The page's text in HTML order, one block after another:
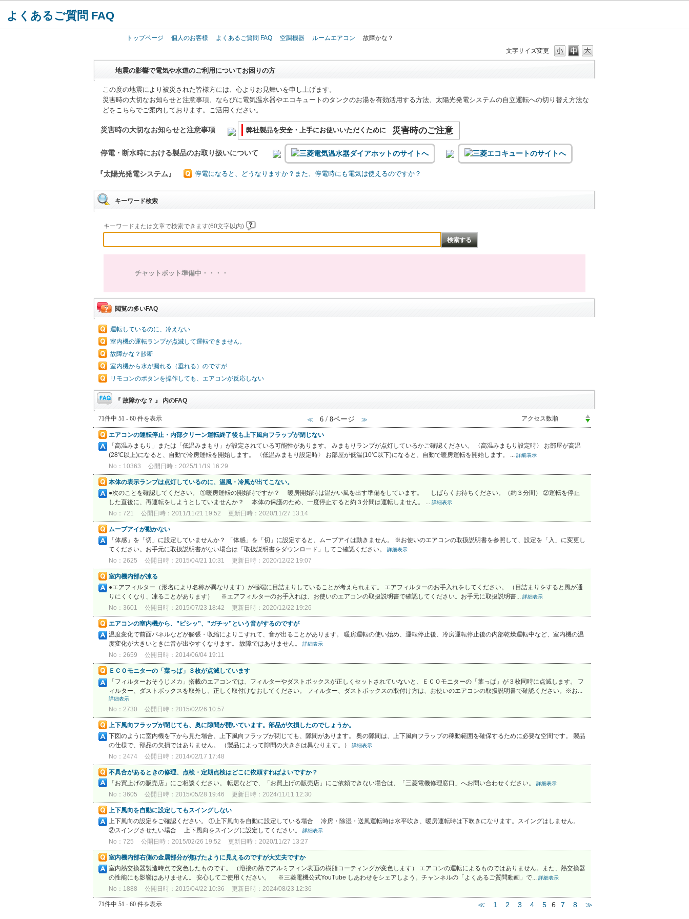
よくあるご質問 FAQ
トップページ 個人のお客様 よくあるご質問 FAQ 空調機器 ルームエアコン
故障かな？
文字サイズ変更
地震の影響で電気や水道のご利用についてお困りの方
この度の地震により被災された皆様方には、心よりお見舞いを申し上げます。
災害時の大切なお知らせと注意事項、ならびに電気温水器やエコキュートのタンクのお湯を有効活用する方法、太陽光発電システムの自立運転への切り替え方法な
どをこちらでご案内しております。ご活用ください。
災害時の大切なお知らせと注意事項 弊社製品を安全・上手にお使いいただくために 災害時のご注意
停電・断水時における製品のお取り扱いについて
『太陽光発電システム』 停電になると、どうなりますか？また、停電時にも電気は使えるのですか？
キーワード検索
キーワードまたは文章で検索できます(60文字以内)
チャットボット準備中・・・・
閲覧の多いFAQ
運転しているのに、冷えない
室内機の運転ランプが点滅して運転できません。
故障かな？診断
室内機から水が漏れる（垂れる）のですが
リモコンのボタンを操作しても、エアコンが反応しない
『 故障かな？ 』 内のFAQ
71件中 51 - 60 件を表示 ≪ 6 / 8ページ ≫
エアコンの運転停止・内部クリーン運転終了後も上下風向フラップが閉じない
「高温みまもり」または「低温みまもり」が設定されている可能性があります。 みまもりランプが点灯しているかご確認ください。 〈高温みまもり設定時〉 お部屋が高温
(28℃以上)になると、自動で冷房運転を開始します。 〈低温みまもり設定時〉 お部屋が低温(10℃以下)になると、自動で暖房運転を開始します。 ... 詳細表示
No：10363 公開日時：2025/11/19 16:29
本体の表示ランプは点灯しているのに、温風・冷風が出てこない。
●次のことを確認してください。 ①暖房運転の開始時ですか？ 暖房開始時は温かい風を出す準備をしています。 しばらくお待ちください。（約３分間） ②運転を停止
した直後に、再運転をしようとしていませんか？ 本体の保護のため、一度停止すると約３分間は運転しません。 ... 詳細表示
No：721 公開日時：2011/11/21 19:52 更新日時：2020/11/27 13:14
ムーブアイが動かない
「体感」を「切」に設定していませんか？ 「体感」を「切」に設定すると、ムーブアイは動きません。 ※お使いのエアコンの取扱説明書を参照して、設定を「入」に変更し
てください。お手元に取扱説明書がない場合は「取扱説明書をダウンロード」してご確認ください。
詳細表示
No：2625 公開日時：2015/04/21 10:31 更新日時：2020/12/22 19:07
室内機内部が凍る
●エアフィルター（形名により名称が異なります）が極端に目詰まりしていることが考えられます。 エアフィルターのお手入れをしてください。 （目詰まりをすると風が通
りにくくなり、凍ることがあります） ※エアフィルターのお手入れは、お使いのエアコンの取扱説明書で確認してください。お手元に取扱説明書... 詳細表示
No：3601 公開日時：2015/07/23 18:42 更新日時：2020/12/22 19:26
エアコンの室内機から、”ピシッ”、”ガチッ”という音がするのですが
温度変化で前面パネルなどが膨張・収縮によりこすれて、音が出ることがあります。 暖房運転の使い始め、運転停止後、冷房運転停止後の内部乾燥運転中など、室内機の温
度変化が大きいときに音が出やすくなります。 故障ではありません。
詳細表示
No：2659 公開日時：2014/06/04 19:11
ＥＣＯモニターの「葉っぱ」３枚が点滅しています
「フィルターおそうじメカ」搭載のエアコンでは、フィルターやダストボックスが正しくセットされていないと、ＥＣＯモニターの「葉っぱ」が３枚同時に点滅します。 フ
ィルター、ダストボックスを取外し、正しく取付けなおしてください。 フィルター、ダストボックスの取付け方は、お使いのエアコンの取扱説明書で確認ください。※お...
詳細表示
No：2730 公開日時：2015/02/26 10:57
上下風向フラップが閉じても、奥に隙間が開いています。部品が欠損したのでしょうか。
下図のように室内機を下から見た場合、上下風向フラップが閉じても、隙間があります。 奥の隙間は、上下風向フラップの稼動範囲を確保するために必要な空間です。 製品
の仕様で、部品の欠損ではありません。 （製品によって隙間の大きさは異なります。）
詳細表示
No：2474 公開日時：2014/02/17 17:48
不具合があるときの修理、点検・定期点検はどこに依頼すればよいですか？
「お買上げの販売店」にご相談ください。 転居などで、「お買上げの販売店」にご依頼できない場合は、「三菱電機修理窓口」へお問い合わせください。
詳細表示
No：3605 公開日時：2015/05/28 19:46 更新日時：2024/11/11 12:30
上下風向を自動に設定してもスイングしない
上下風向の設定をご確認ください。 ①上下風向を自動に設定している場合 冷房・除湿・送風運転時は水平吹き、暖房運転時は下吹きになります。スイングはしません。
②スイングさせたい場合 上下風向をスイングに設定してください。
詳細表示
No：725 公開日時：2015/02/26 19:52 更新日時：2020/11/27 13:27
室内機内部右側の金属部分が焦げたように見えるのですが大丈夫ですか
室内熱交換器製造時点で変色したものです。 （溶接の熱でアルミフィン表面の樹脂コーティングが変色します） エアコンの運転によるものではありません。また、熱交換器
の性能にも影響はありません。 安心してご使用ください。 ※三菱電機公式YouTube しあわせをシェアしよう。チャンネルの「よくあるご質問動画」で... 詳細表示
No：1888 公開日時：2015/04/22 10:36 更新日時：2024/08/23 12:36
71件中 51 - 60 件を表示 ≪ 1 2 3 4 5 6 7 8 ≫